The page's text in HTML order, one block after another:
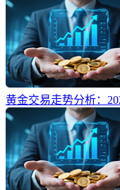
黄金交易走势分析：